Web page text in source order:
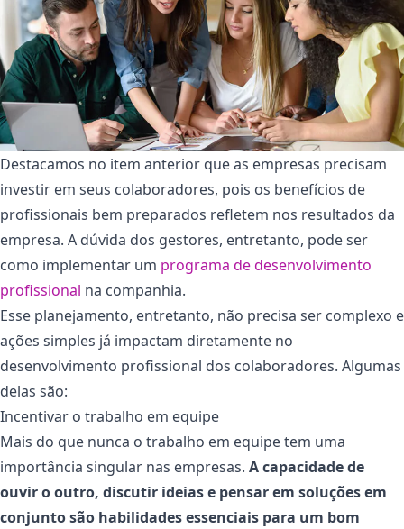
Destacamos no item anterior que as empresas precisam
investir em seus colaboradores, pois os benefícios de
profissionais bem preparados refletem nos resultados da
empresa. A dúvida dos gestores, entretanto, pode ser
como implementar um programa de desenvolvimento
profissional na companhia.
Esse planejamento, entretanto, não precisa ser complexo e
ações simples já impactam diretamente no
desenvolvimento profissional dos colaboradores. Algumas
delas são:
Incentivar o trabalho em equipe
Mais do que nunca o trabalho em equipe tem uma
importância singular nas empresas. A capacidade de
ouvir o outro, discutir ideias e pensar em soluções em
conjunto são habilidades essenciais para um bom